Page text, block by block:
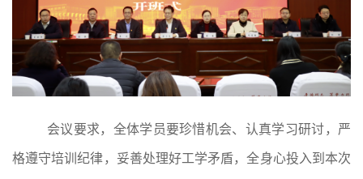
会议要求，全体学员要珍惜机会、认真学习研讨，严
格遵守培训纪律，妥善处理好工学矛盾，全身心投入到本次